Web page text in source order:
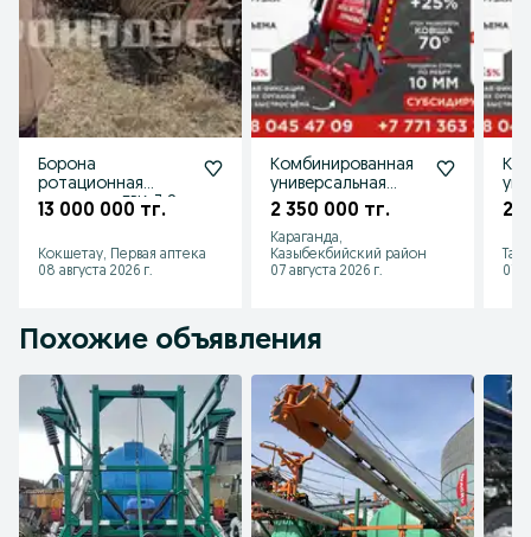
Борона
ротационная
кольцевая БРК-3,8
13 000 000 тг.
Кокшетау, Первая аптека
08 августа 2026 г.
Комбинированная
универсальная
навеска на
,КУН-0.8
2 350 000 тг.
Караганда,
Казыбекбийский район
07 августа 2026 г.
2
07
Похожие объявления